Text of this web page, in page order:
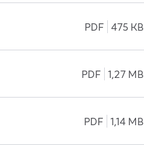
PDF 475 KB
PDF 1,27 MB
PDF 1,14 MB